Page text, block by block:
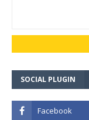
SOCIAL PLUGIN